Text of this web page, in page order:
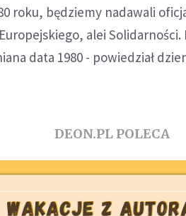
roku, będziemy nadawali
alei
data 1980 - powiedział
DEON.PL POLECA